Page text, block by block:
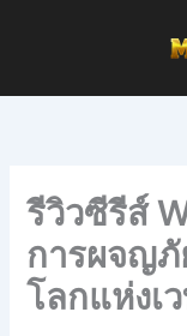
รีวิวซีรีส์
การผจญภั
โลกแห่งเ